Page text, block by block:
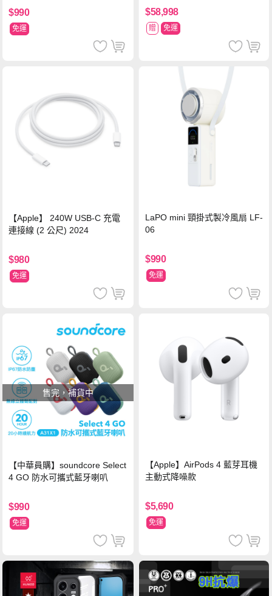
$990
免運
$58,998
贈 免運
【Apple】 240W USB-C 充電
連接線 (2 公尺) 2024
$980
免運
LaPO mini 頸掛式製冷風扇 LF-
06
$990
免運
售完，補貨中
【中華員購】soundcore Select
4 GO 防水可攜式藍牙喇叭
$990
免運
【Apple】AirPods 4 藍芽耳機
主動式降噪款
$5,690
免運